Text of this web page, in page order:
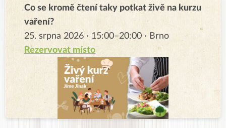
Co se kromě čtení taky potkat živě na kurzu
vaření?
25. srpna 2026 · 15:00–20:00 · Brno
Rezervovat místo